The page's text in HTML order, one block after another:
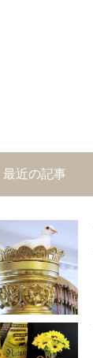
最近の記事